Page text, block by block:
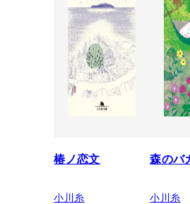
椿ノ恋文
小川糸
森のバ
小川糸